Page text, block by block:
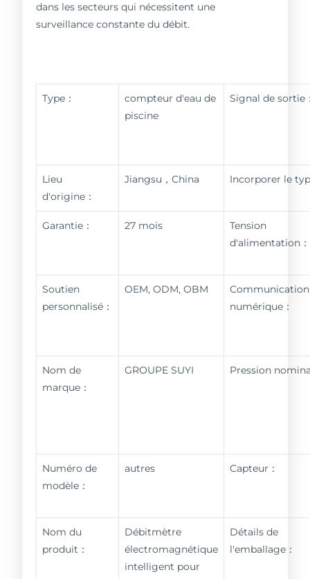
dans les secteurs qui nécessitent une
surveillance constante du débit.
Type：
compteur d'eau de
piscine
Signal de sortie
Lieu
d'origine：
Jiangsu，China Incorporer le
Garantie： 27 mois
Tension
d'alimentation：
Soutien
personnalisé：
OEM, ODM, OBM
Communication
numérique：
Nom de
marque：
GROUPE SUYI Pression
Numéro de
modèle：
autres Capteur：
Nom du
produit：
Débitmètre
électromagnétique
intelligent pour
Détails de
l'emballage：